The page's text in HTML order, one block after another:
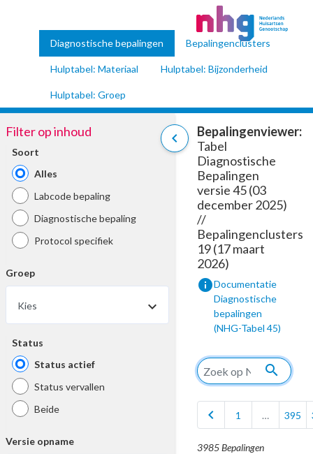
Diagnostische bepalingen Bepalingenclusters
Hulptabel: Materiaal Hulptabel: Bijzonderheid
Hulptabel: Groep
chevron_left
Filter op inhoud
Soort
Alles
Labcode bepaling
Diagnostische bepaling
Protocol specifiek
Groep
Kies
Status
Status actief
Status vervallen
Beide
Versie opname
Bepalingenviewer:
Tabel
Diagnostische
Bepalingen
versie 45 (03
december 2025)
//
Bepalingenclusters
19 (17 maart
2026)
infoDocumentatie
Diagnostische
bepalingen
(NHG-Tabel 45)
search
chevron_left 1 … 395
3985 Bepalingen